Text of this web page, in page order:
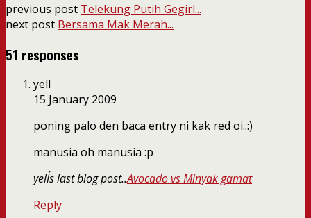
previous post Telekung Putih Gegirl...
next post Bersama Mak Merah...
51 responses
yell
15 January 2009
poning palo den baca entry ni kak red oi..:)
manusia oh manusia :p
yell´s last blog post..Avocado vs Minyak gamat
Reply